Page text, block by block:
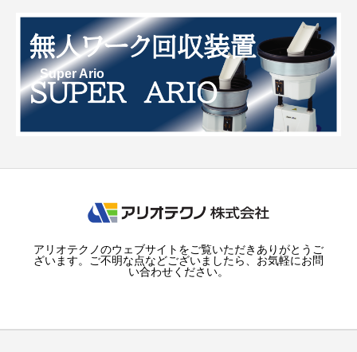
Super Ario
アリオテクノのウェブサイトをご覧いただきありがとうご
ざいます。ご不明な点などございましたら、お気軽にお問
い合わせください。